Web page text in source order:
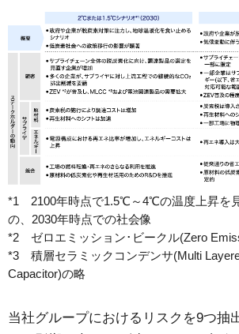
*1 2100年時点で1.5℃～4℃の温度上昇を
の、2030年時点での社会像
*2 ゼロエミッション･ビークル(Zero
*3 積層セラミックコンデンサ(Multi
Capacitor)の略
当社グループにおけるリスクを9つ抽